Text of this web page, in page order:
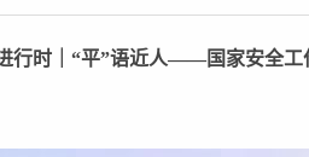
行时｜“平”语近人——国家安全工